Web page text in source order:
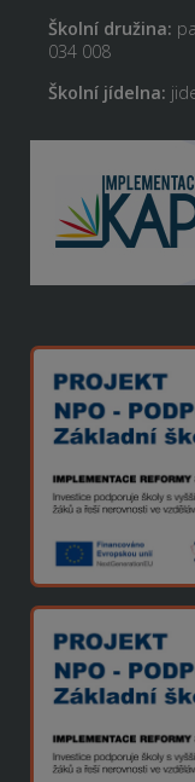
Školní družina:
034 008
Školní jídelna: